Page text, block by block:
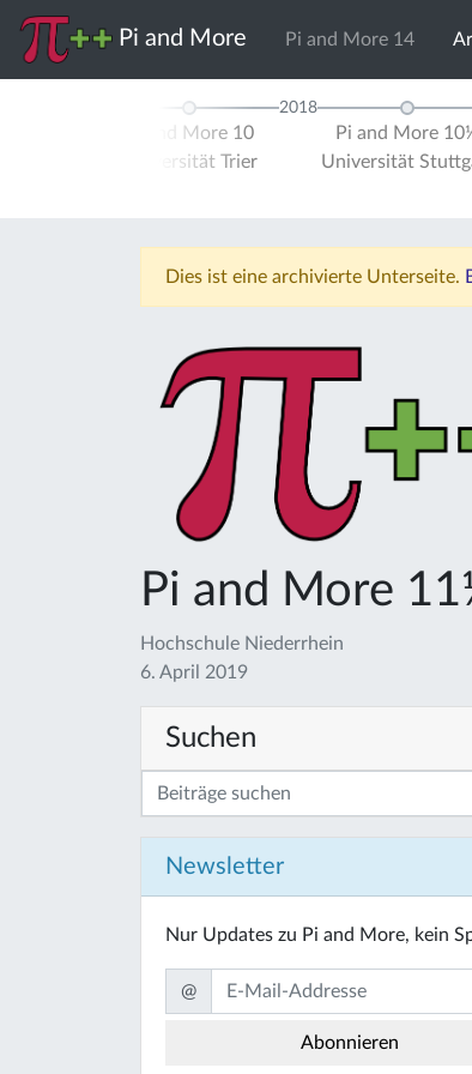
Pi and More Pi and More 14
Pi and More 10
Universität Trier
2018
Pi and More
Universität
Dies ist eine archivierte Unterseite.
Pi and More
Hochschule Niederrhein
6. April 2019
Suchen
Newsletter
Nur Updates zu Pi and More, kein
@